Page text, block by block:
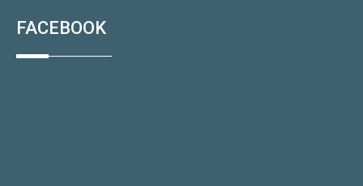
FACEBOOK